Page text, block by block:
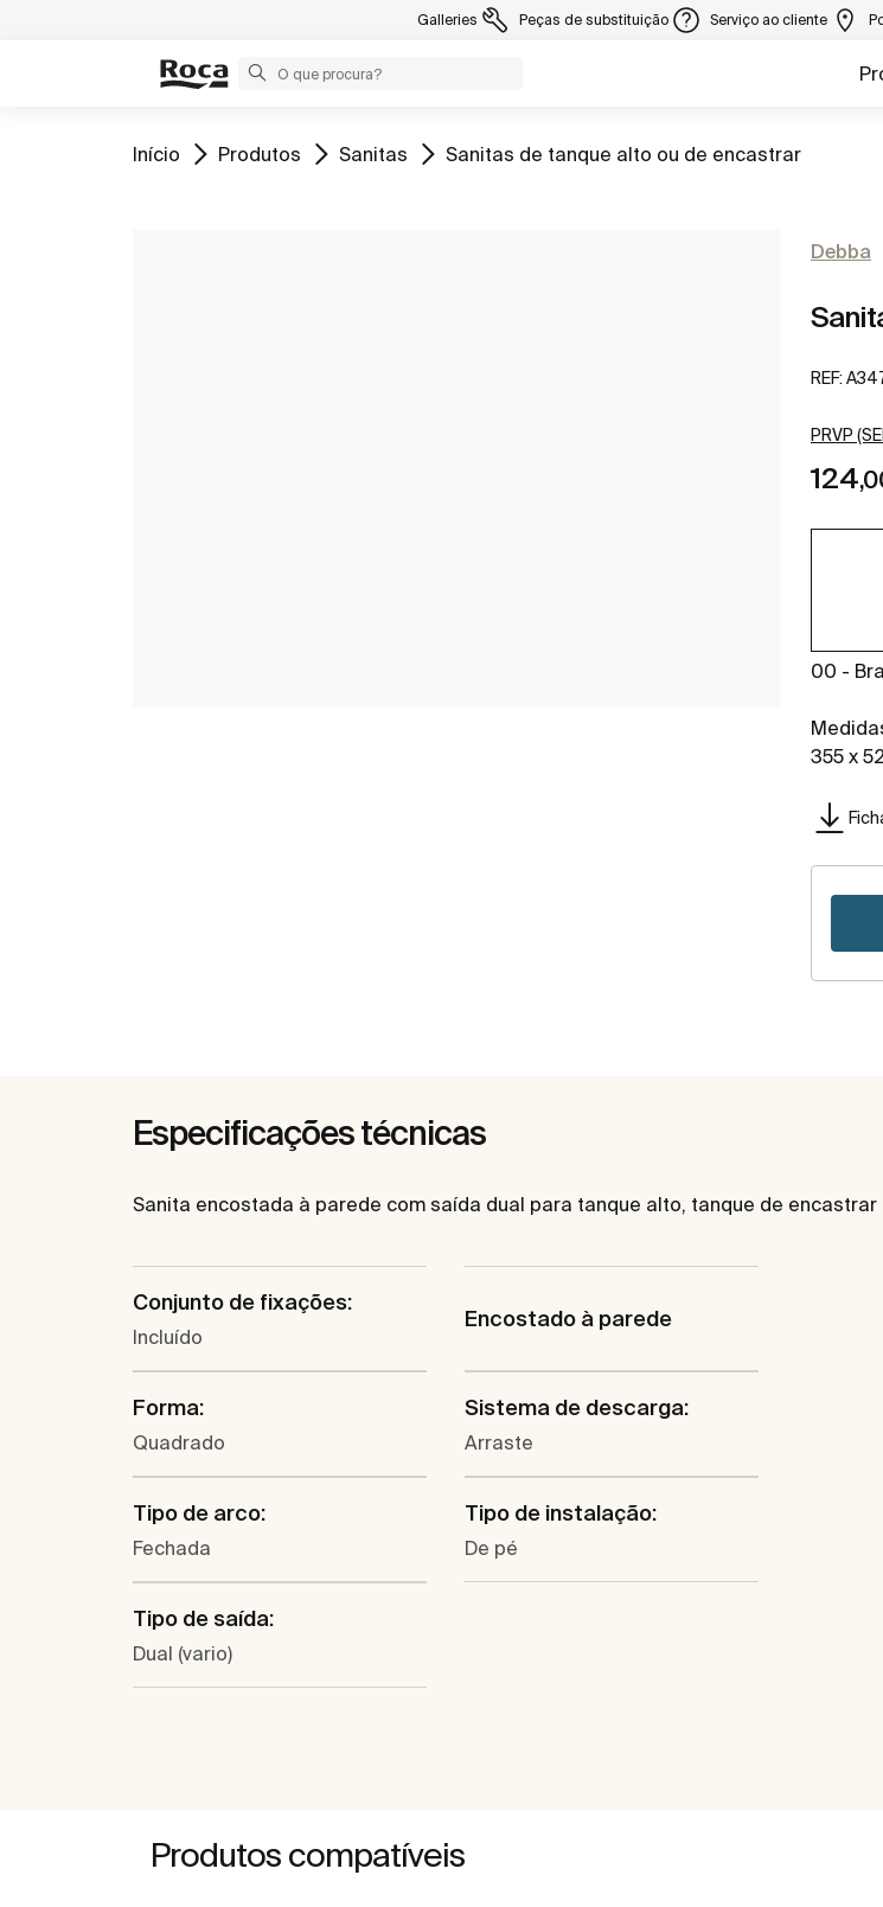
Galleries Peças de substituição Serviço ao cliente
Ir para
Início Ir para
Produtos Ir para
Sanitas Ir para
Sanitas de tanque alto ou de encastrar
Debba
REF:
PRVP
124
00 -
355 x
Especificações técnicas
Sanita encostada à parede com saída dual para tanque alto, tanque de
Conjunto de fixações:
Incluído
Encostado à parede
Forma:
Quadrado
Sistema de descarga:
Arraste
Tipo de arco:
Fechada
Tipo de instalação:
De pé
Tipo de saída:
Dual (vario)
Produtos compatíveis